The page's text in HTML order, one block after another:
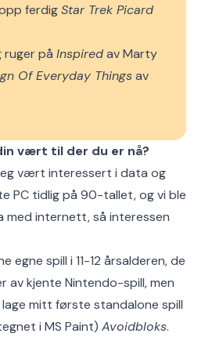
ferdigStar Trek Picard
ruger på Inspiredav Marty
Of Everyday Thingsav
vært til der du er nå?
vært interessert i data og
PC tidlig på 90-tallet, og vi ble
med internett, så interessen
egne spill i 11-12 årsalderen, de
av kjente Nintendo-spill, men
mitt første standalone spill
i MS Paint) Avoidbloks.